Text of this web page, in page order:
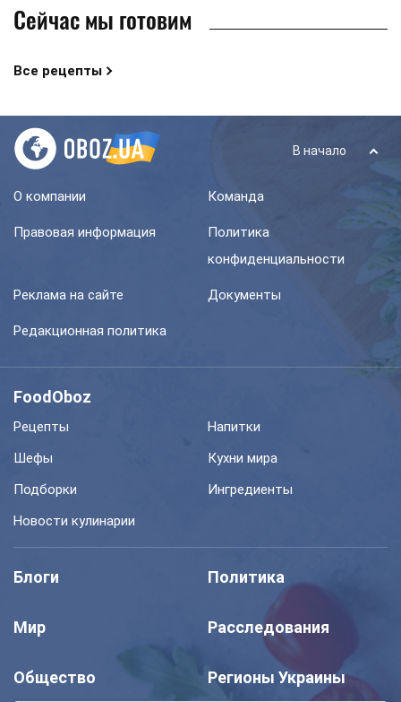
Сейчас мы готовим
Все рецепты
В начало
О компании Команда
Правовая информация
Политика
конфиденциальности
Реклама на сайте Документы
Редакционная политика
FoodOboz
Рецепты
Напитки
Шефы
Кухни мира
Подборки
Ингредиенты
Новости кулинарии
Блоги Политика
Мир Расследования
Общество Регионы Украины